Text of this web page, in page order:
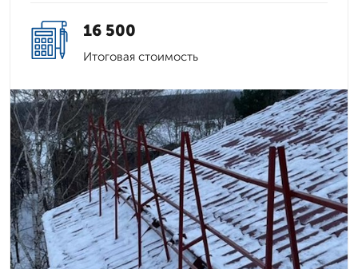
16 500
Итоговая стоимость